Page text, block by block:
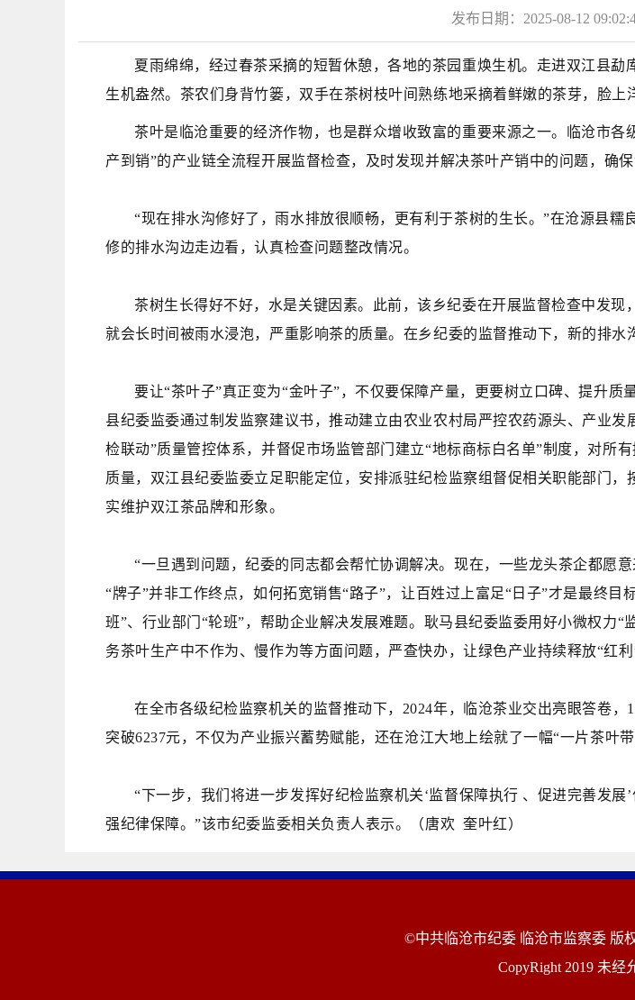
发布日期：2025-08-12
夏雨绵绵，经过春茶采摘的短暂休憩，各地的茶园重焕生机。走进双江县勐
生机盎然。茶农们身背竹篓，双手在茶树枝叶间熟练地采摘着鲜嫩的茶芽，脸上
茶叶是临沧重要的经济作物，也是群众增收致富的重要来源之一。临沧市各
产到销”的产业链全流程开展监督检查，及时发现并解决茶叶产销中的问题，确保
“现在排水沟修好了，雨水排放很顺畅，更有利于茶树的生长。”在沧源县
修的排水沟边走边看，认真检查问题整改情况。
茶树生长得好不好，水是关键因素。 此前，该乡纪委在开展监督检查中发
就会长时间被雨水浸泡，严重影响茶的质量。在乡纪委的监督推动下，新的排水
要让“茶叶子”真正变为“金叶子”，不仅要保障产量，更要树立口碑、提升
县纪委监委通过制发监察建议书，推动建立由农业农村局严控农药源头、产业
检联动”质量管控体系，并督促市场监管部门建立“地标商标白名单”制度，对所
质量，双江县纪委监委立足职能定位，安排派驻纪检监察组督促相关职能部门
实维护双江茶品牌和形象。
“一旦遇到问题，纪委的同志都会帮忙协调解决。现在，一些龙头茶企都愿
“牌子”并非工作终点，如何拓宽销售“路子”，让百姓过上富足“日子”才是最终
班”、行业部门“轮班”，帮助企业解决发展难题。耿马县纪委监委用好小微权力
务茶叶生产中不作为、慢作为等方面问题，严查快办，让绿色产业持续释放“红利
在全市各级纪检监察机关的监督推动下， 2024年，临沧茶业交出亮眼答卷，
突破6237元，不仅为产业振兴蓄势赋能，还在沧江大地上绘就了一幅“一片茶叶
“下一步，我们将进一步发挥好纪检监察机关‘监督保障执行 、促进完善发
强纪律保障。”该市纪委监委相关负责人表示。（唐欢 奎叶红）
©中共临沧市纪委 临沧市监察委 版
CopyRight 2019 未经